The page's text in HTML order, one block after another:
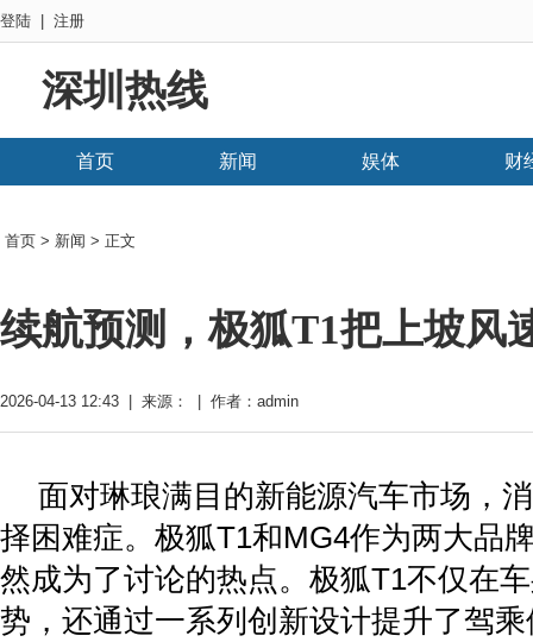
登陆 注册
深圳热线
首页 新闻 娱体 财
首页 > 新闻 > 正文
续航预测，极狐T1把上坡风
2026-04-13 12:43 | 来源： | 作者：admin
面对琳琅满目的新能源汽车市场，
择困难症。极狐T1和MG4作为两大品
然成为了讨论的热点。极狐T1不仅在
势，还通过一系列创新设计提升了驾